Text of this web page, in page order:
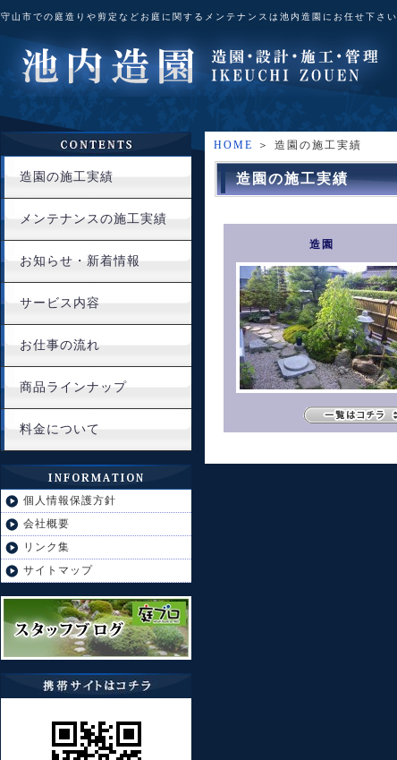
守山市での庭造りや剪定などお庭に関するメンテナンスは池内造園にお任せ下さい
HOME ＞ 造園の施工実績
造園の施工実績
造園
造園の施工実績
メンテナンスの施工実績
お知らせ・新着情報
サービス内容
お仕事の流れ
商品ラインナップ
料金について
個人情報保護方針
会社概要
リンク集
サイトマップ